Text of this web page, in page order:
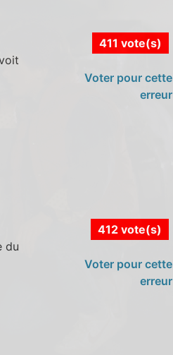
411 vote(s)
Voter pour cette
erreur
du
412 vote(s)
Voter pour cette
erreur